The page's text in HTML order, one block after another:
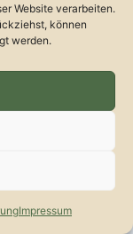
Website verarbeiten.
können
werden.
Impressum